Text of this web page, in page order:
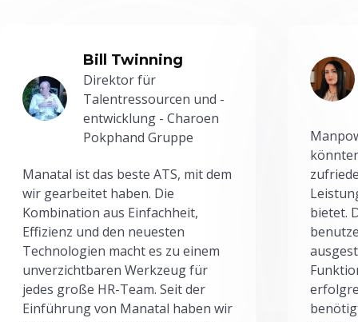
Bill Twinning
Direktor für
Talentressourcen und -
entwicklung - Charoen
Pokphand Gruppe
Manatal ist das beste ATS, mit dem
wir gearbeitet haben. Die
Kombination aus Einfachheit,
Effizienz und den neuesten
Technologien macht es zu einem
unverzichtbaren Werkzeug für
jedes große HR-Team. Seit der
Einführung von Manatal haben wir
bietet.